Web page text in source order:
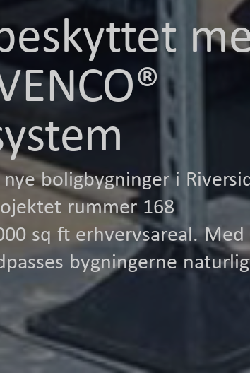
boligbygninger i
rummer 168
sq ft erhvervsareal. Med
bygningerne